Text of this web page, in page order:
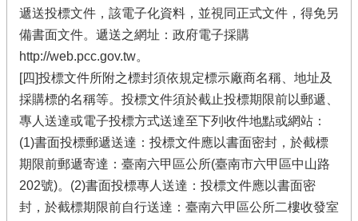
遞送投標文件，該電子化資料，並視同正式文件，得免另
備書面文件。遞送之網址：政府電子採購
http://web.pcc.gov.tw。
[四]投標文件所附之標封須依規定標示廠商名稱、地址及
採購標的名稱等。投標文件須於截止投標期限前以郵遞、
專人送達或電子投標方式送達至下列收件地點或網站：
(1)書面投標郵遞送達：投標文件應以書面密封，於截標
期限前郵遞寄達：臺南六甲區公所(臺南市六甲區中山路
202號)。(2)書面投標專人送達：投標文件應以書面密
封，於截標期限前自行送達：臺南六甲區公所二樓收發室